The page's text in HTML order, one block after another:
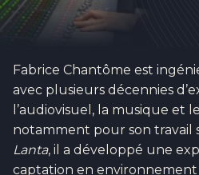
Fabrice Chantôme est
avec plusieurs décennies
l’audiovisuel, la musique et
notamment pour son travail
Lanta, il a développé une
captation en environnement